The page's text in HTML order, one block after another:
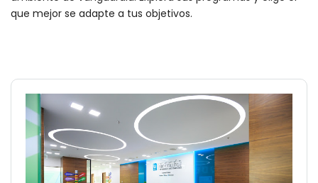
que mejor se adapte a tus objetivos.